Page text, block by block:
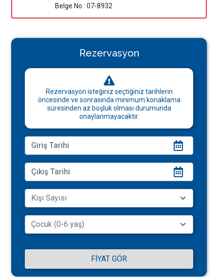
Belge No : 07-8932
Rezervasyon
Rezervasyon isteğiniz seçtiğiniz tarihlerin
öncesinde ve sonrasında minimum konaklama
süresinden az boşluk olması durumunda
onaylanmayacaktır.
FIYAT GÖR